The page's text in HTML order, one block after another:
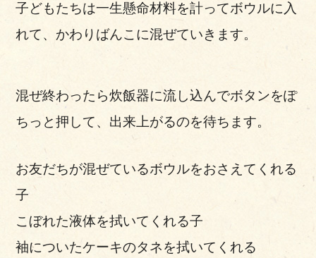
子どもたちは一生懸命材料を計ってボウルに入
れて、かわりばんこに混ぜていきます。
混ぜ終わったら炊飯器に流し込んでボタンをぽ
ちっと押して、出来上がるのを待ちます。
お友だちが混ぜているボウルをおさえてくれる
子
こぼれた液体を拭いてくれる子
袖についたケーキのタネを拭いてくれる